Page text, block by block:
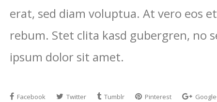
erat, sed diam voluptua. At vero eos
rebum. Stet clita kasd gubergren, no
ipsum dolor sit amet.
Facebook Twitter Tumblr Pinterest